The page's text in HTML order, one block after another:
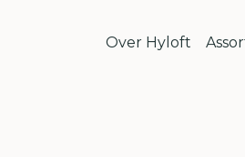
Over Hyloft